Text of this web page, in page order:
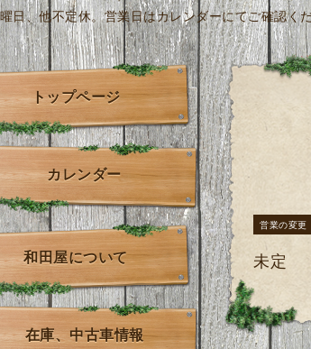
日、他不定休。営業日はカレンダーにてご確認く
営業の変更
未定
トップページ
カレンダー
和田屋について
在庫、中古車情報